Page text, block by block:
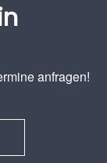
anfragen!